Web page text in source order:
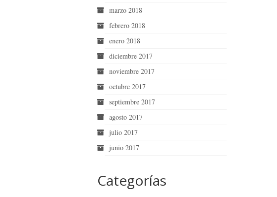
marzo 2018
febrero 2018
enero 2018
diciembre 2017
noviembre 2017
octubre 2017
septiembre 2017
agosto 2017
julio 2017
junio 2017
Categorías